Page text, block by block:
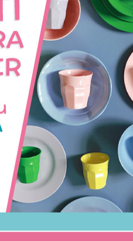
Coltello da burro
giallo
5,90 €